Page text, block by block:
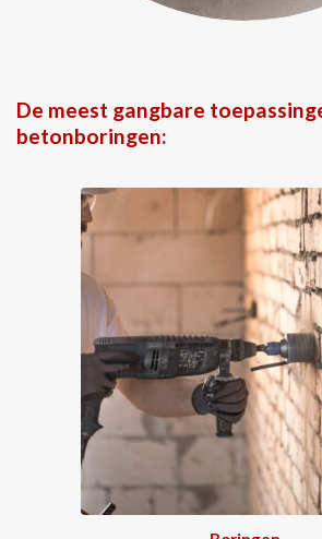
De meest gangbare
betonboringen: